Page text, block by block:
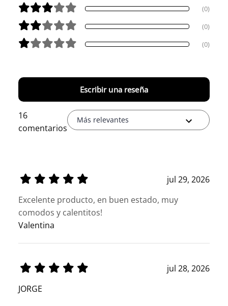
(0)
(0)
(0)
Escribir una reseña
16
comentarios
Más relevantes
jul 29, 2026
Excelente producto, en buen estado, muy
comodos y calentitos!
Valentina
jul 28, 2026
JORGE